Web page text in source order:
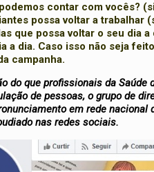
contar com vocês?
possa voltar a trabalhar
que possa voltar o seu dia
a dia. Caso isso não seja
campanha.
do que profissionais da
de pessoas, o grupo de
em rede
nas redes sociais.